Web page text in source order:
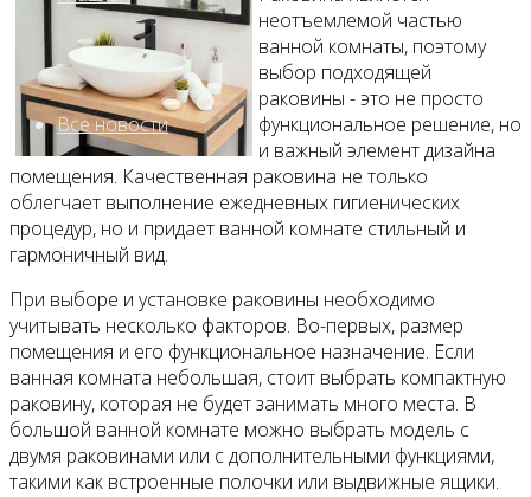
Все новости
Видео
неотъемлемой частью
ванной комнаты, поэтому
выбор подходящей
раковины - это не просто
функциональное решение, но
и важный элемент дизайна
помещения. Качественная раковина не только
облегчает выполнение ежедневных гигиенических
процедур, но и придает ванной комнате стильный и
гармоничный вид.
При выборе и установке раковины необходимо
учитывать несколько факторов. Во-первых, размер
помещения и его функциональное назначение. Если
ванная комната небольшая, стоит выбрать компактную
раковину, которая не будет занимать много места. В
большой ванной комнате можно выбрать модель с
двумя раковинами или с дополнительными функциями,
такими как встроенные полочки или выдвижные ящики.